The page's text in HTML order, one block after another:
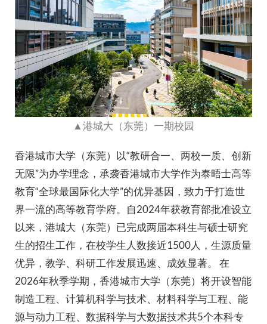
▲港城大（东莞）一期校园
香港城市大学（东莞）以“教研合一、两校一质、创新
无限”为办学理念，承袭香港城市大学作为泰晤士高等
教育“全球最国际化大学”的优异基因，致力于打造世
界一流的高等教育学府。自2024年获教育部批准设立
以来，港城大（东莞）已完成两届本科生与硕士研究
生的招生工作，在校学生人数接近1500人，生源质量
优异，教学、科研工作发展迅速、成效显著。 在
2026年秋季学期，香港城市大学（东莞）将开设智能
制造工程、计算机科学与技术、材料科学与工程、能
源与动力工程、数据科学与大数据技术共5个本科专